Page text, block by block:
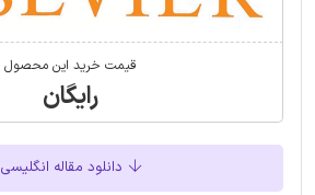
قیمت خرید این محصول
رایگان
دانلود مقاله انگلیسی